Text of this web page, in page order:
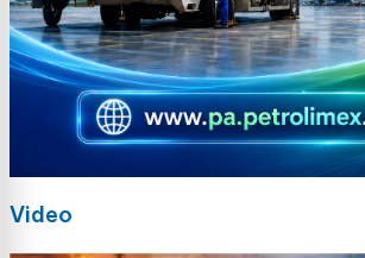
Video